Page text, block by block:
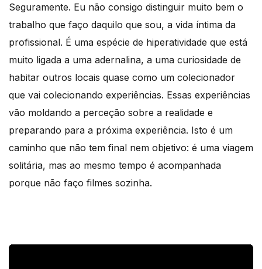
Seguramente. Eu não consigo distinguir muito bem o
trabalho que faço daquilo que sou, a vida íntima da
profissional. É uma espécie de hiperatividade que está
muito ligada a uma adernalina, a uma curiosidade de
habitar outros locais quase como um colecionador
que vai colecionando experiências. Essas experiências
vão moldando a perceção sobre a realidade e
preparando para a próxima experiência. Isto é um
caminho que não tem final nem objetivo: é uma viagem
solitária, mas ao mesmo tempo é acompanhada
porque não faço filmes sozinha.